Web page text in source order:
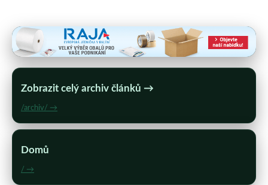
Zobrazit celý archiv článků →
/archiv/ →
Domů
/ →